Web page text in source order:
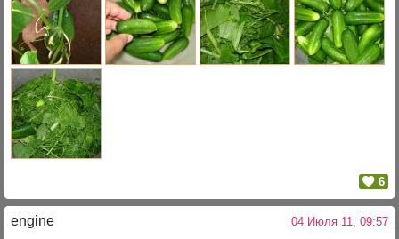
6
engine 04 Июля 11, 09:57